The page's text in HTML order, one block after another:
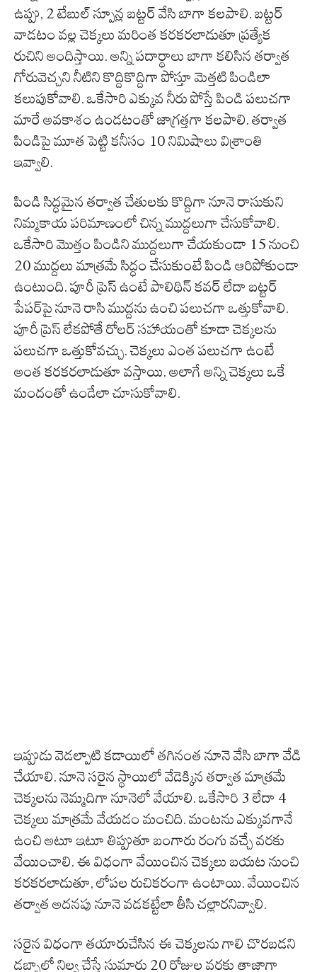
ఉప్పు, 2 టేబుల్ స్పూన్ల బట్టర్ వేసి బాగా కలపాలి. బట్టర్
వాడటం వల్ల చెక్కలు మరింత కరకరలాడుతూ ప్రత్యేక
రుచిని అందిస్తాయి. అన్ని పదార్థాలు బాగా కలిసిన తర్వాత
గోరువెచ్చని నీటిని కొద్దికొద్దిగా పోస్తూ మెత్తటి పిండిలా
కలుపుకోవాలి. ఒకేసారి ఎక్కువ నీరు పోస్తే పిండి పలుచగా
మారే అవకాశం ఉండటంతో జాగ్రత్తగా కలపాలి. తర్వాత
పిండిపై మూత పెట్టి కనీసం 10 నిమిషాలు విశ్రాంతి
ఇవ్వాలి.
పిండి సిద్ధమైన తర్వాత చేతులకు కొద్దిగా నూనె రాసుకుని
నిమ్మకాయ పరిమాణంలో చిన్న ముద్దలుగా చేసుకోవాలి.
ఒకేసారి మొత్తం పిండిని ముద్దలుగా చేయకుండా 15 నుంచి
20 ముద్దలు మాత్రమే సిద్ధం చేసుకుంటే పిండి ఆరిపోకుండా
ఉంటుంది. పూరీ ప్రెస్ ఉంటే పాలిథిన్ కవర్ లేదా బట్టర్
పేపర్‌పై నూనె రాసి ముద్దను ఉంచి పలుచగా ఒత్తుకోవాలి.
పూరీ ప్రెస్ లేకపోతే రోలర్ సహాయంతో కూడా చెక్కలను
పలుచగా ఒత్తుకోవచ్చు. చెక్కలు ఎంత పలుచగా ఉంటే
అంత కరకరలాడుతూ వస్తాయి. అలాగే అన్ని చెక్కలు ఒకే
మందంతో ఉండేలా చూసుకోవాలి.
ఇప్పుడు వెడల్పాటి కడాయిలో తగినంత నూనె వేసి బాగా వేడి
చేయాలి. నూనె సరైన స్థాయిలో వేడెక్కిన తర్వాత మాత్రమే
చెక్కలను నెమ్మదిగా నూనెలో వేయాలి. ఒకేసారి 3 లేదా 4
చెక్కలు మాత్రమే వేయడం మంచిది. మంటను ఎక్కువగానే
ఉంచి అటూ ఇటూ తిప్పుతూ బంగారు రంగు వచ్చే వరకు
వేయించాలి. ఈ విధంగా వేయించిన చెక్కలు బయట నుంచి
కరకరలాడుతూ, లోపల రుచికరంగా ఉంటాయి. వేయించిన
తర్వాత అదనపు నూనె వడకట్టేలా తీసి చల్లారనివ్వాలి.
సరైన విధంగా తయారుచేసిన ఈ చెక్కలను గాలి చొరబడని
డబ్బాలో నిల్వ చేస్తే సుమారు 20 రోజుల వరకు తాజాగా